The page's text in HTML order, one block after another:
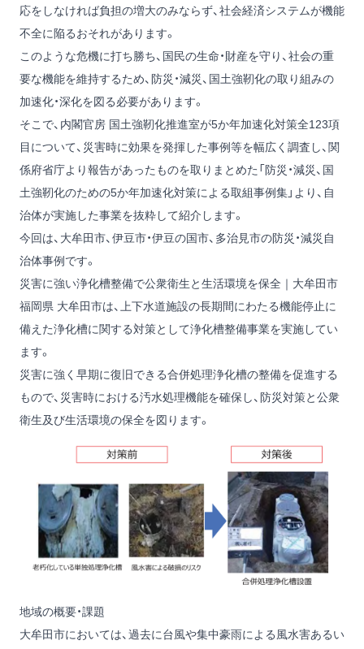
応をしなければ負担の増大のみならず、社会経済システムが機能
不全に陥るおそれがあります。
このような危機に打ち勝ち、国民の生命・財産を守り、社会の重
要な機能を維持するため、防災・減災、国土強靭化の取り組みの
加速化・深化を図る必要があります。
そこで、内閣官房 国土強靭化推進室が5か年加速化対策全123項
目について、災害時に効果を発揮した事例等を幅広く調査し、関
係府省庁より報告があったものを取りまとめた「防災・減災、国
土強靭化のための5か年加速化対策による取組事例集」より、自
治体が実施した事業を抜粋して紹介します。
今回は、大牟田市、伊豆市・伊豆の国市、多治見市の防災・減災自
治体事例です。
災害に強い浄化槽整備で公衆衛生と生活環境を保全｜大牟田市
福岡県 大牟田市は、上下水道施設の長期間にわたる機能停止に
備えた浄化槽に関する対策として浄化槽整備事業を実施してい
ます。
災害に強く早期に復旧できる合併処理浄化槽の整備を促進する
もので、災害時における汚水処理機能を確保し、防災対策と公衆
衛生及び生活環境の保全を図ります。
地域の概要・課題
大牟田市においては、過去に台風や集中豪雨による風水害あるい